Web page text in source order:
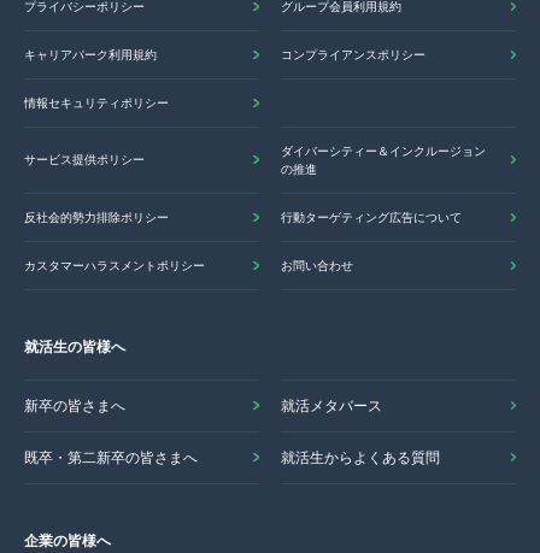
プライバシーポリシー グループ会員利用規約
キャリアパーク利用規約 コンプライアンスポリシー
情報セキュリティポリシー
サービス提供ポリシー
ダイバーシティー＆インクルージョン
の推進
反社会的勢力排除ポリシー 行動ターゲティング広告について
カスタマーハラスメントポリシー お問い合わせ
就活生の皆様へ
新卒の皆さまへ 就活メタバース
既卒・第二新卒の皆さまへ 就活生からよくある質問
企業の皆様へ